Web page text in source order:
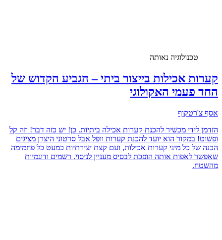
טכנולוגיה נאותה
קערות אכילות בייצור ביתי – הגביע הקדוש של
החד פעמי האקולוגי
אסף צ'רטקוף
הזדמן לידי מכשיר להכנת קערות אכילה ביתיות. כן! יש כזה דבר! וזה קל
ופשוט! במקור הוא יועד להכנת קערות וופל אבל סרטוני היצרן מציגים
הכנה של כל מיני קערות אכילות, ועם קצת יצירתיות כמעט כל פחמימה
שאפשר לאפות אותה הופכת לבסיס מעניין לניסוי. רשמים ודוגמיות
מהשטח.